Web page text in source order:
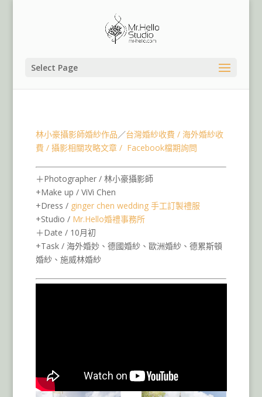
Select Page
林小豪攝影師婚紗作品／台灣婚紗收費 / 海外婚紗收
費 / 攝影相關攻略文章/ Facebook檔期詢問
＋Photographer / 林小豪攝影師
+Make up / ViVi Chen
+Dress / ginger chen wedding 手工訂製禮服
+Studio / Mr.Hello婚禮事務所
＋Date / 10月初
+Task / 海外婚妙、德國婚紗、歐洲婚紗、德累斯頓
婚紗、施威林婚紗